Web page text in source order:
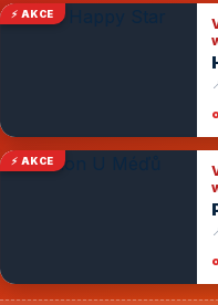
⚡ AKCE
⚡ AKCE